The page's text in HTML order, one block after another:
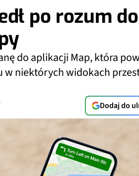
po rozum
do aplikacji Map, która
niektórych widokach
Dodaj do